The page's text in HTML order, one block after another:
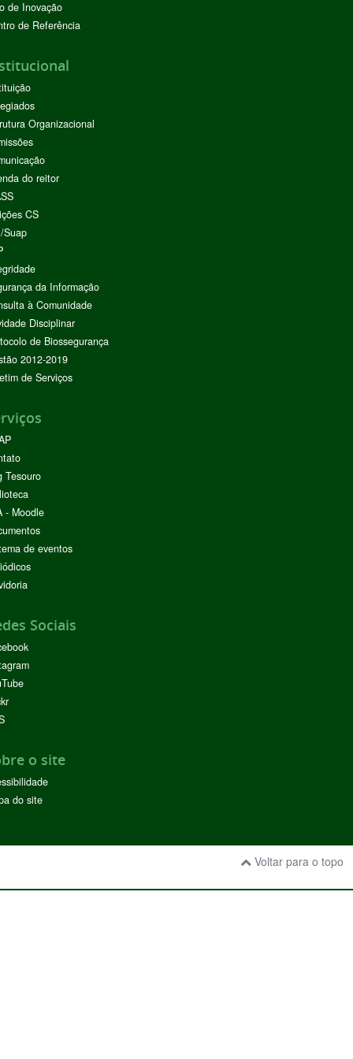
de Inovação
de Referência
Organizacional
do reitor
CS
Suap
da Informação
à Comunidade
Disciplinar
de Biossegurança
2012-2019
de Serviços
Tesouro
- Moodle
de eventos
Sociais
o site
do site
Voltar para o topo